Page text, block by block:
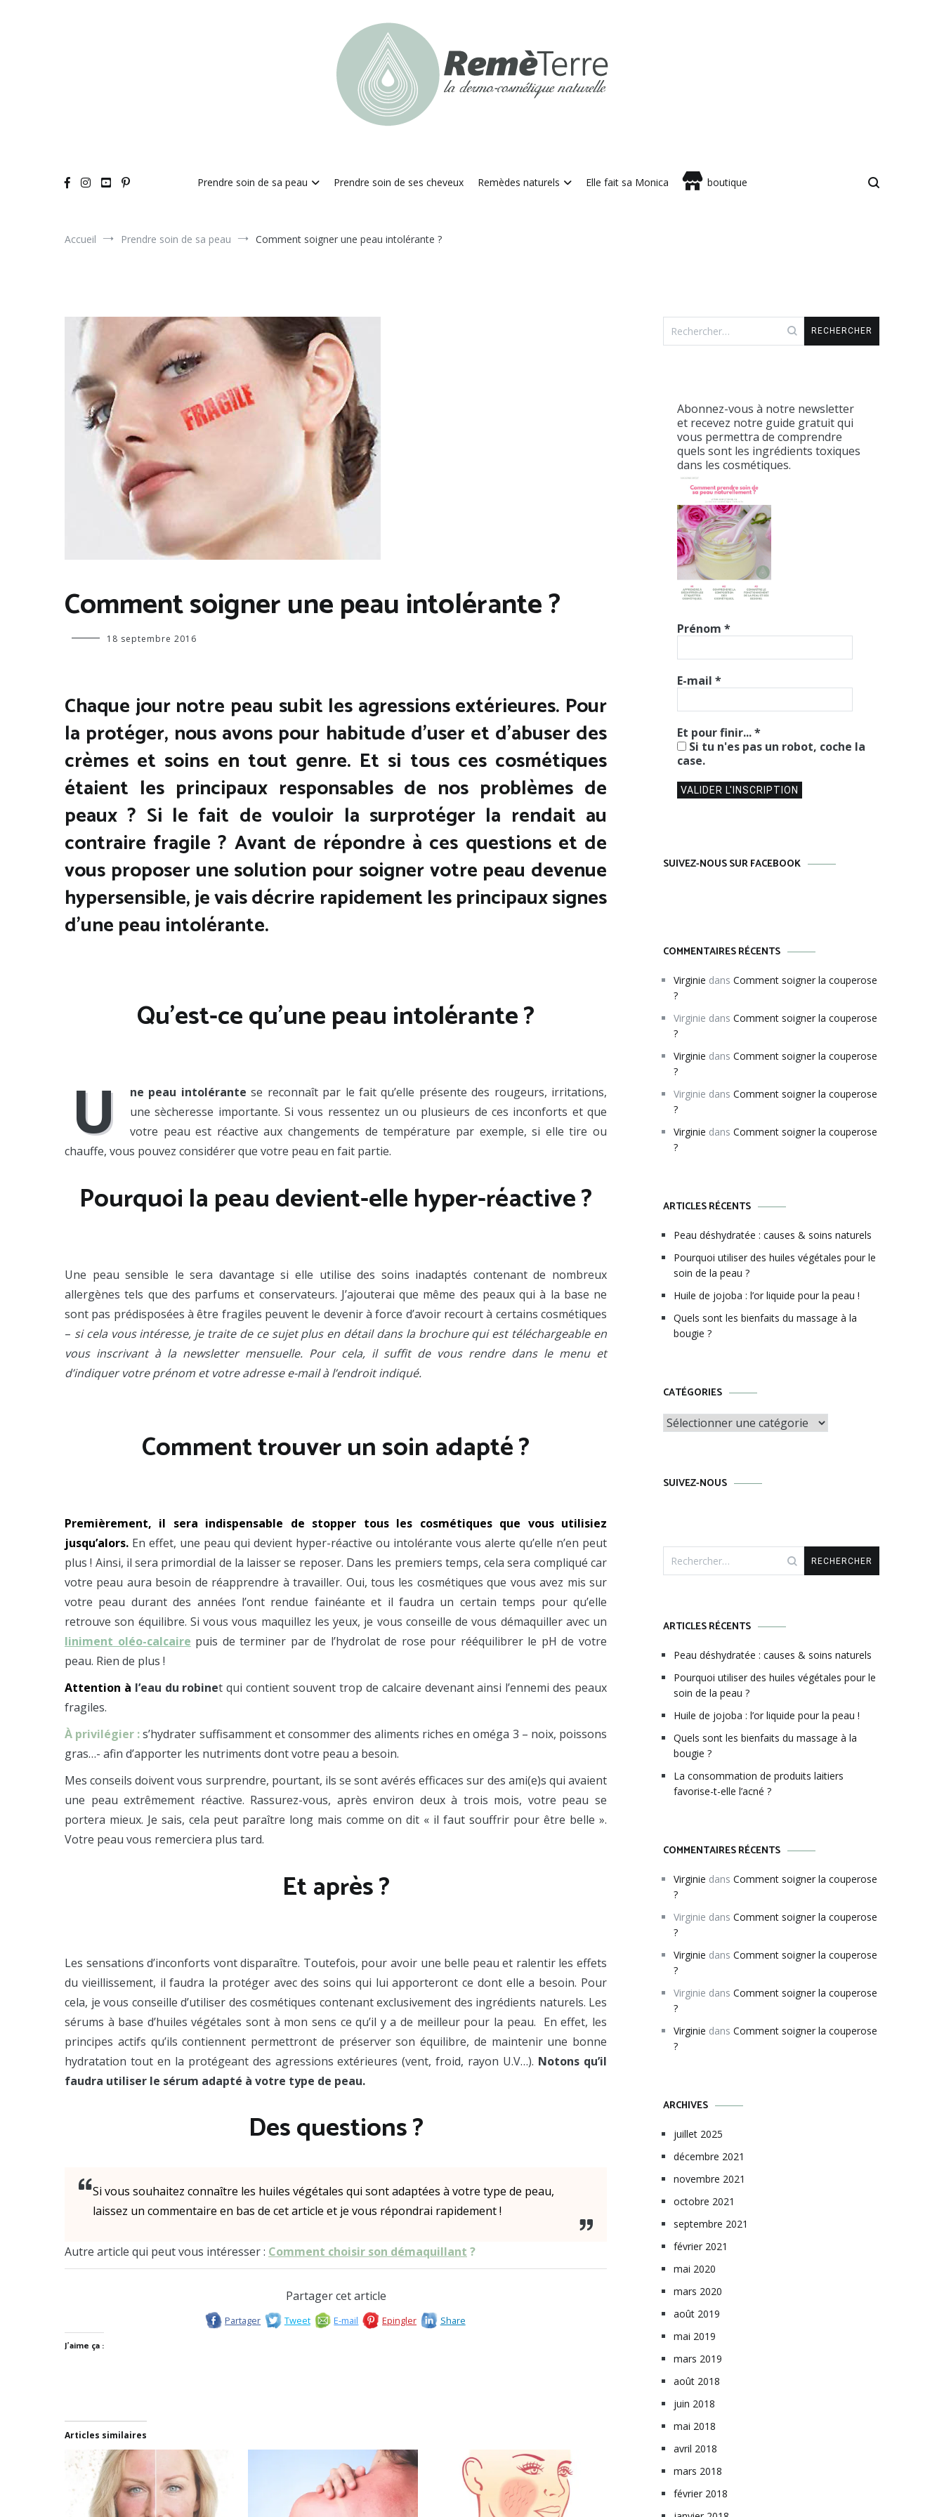
Prendre soin de sa peau
Prendre soin de ses cheveux Remèdes naturels Elle fait sa Monica boutique
Accueil Prendre soin de sa peau Comment soigner une peau intolérante ?
,
FEMME
PRENDRE
Comment soigner une peau intolérante ?
Virginie 18 septembre 2016
Chaque jour notre peau subit les agressions extérieures. Pour
la protéger, nous avons pour habitude d’user et d’abuser des
crèmes et soins en tout genre. Et si tous ces cosmétiques
étaient les principaux responsables de nos problèmes de
peaux ? Si le fait de vouloir la surprotéger la rendait au
contraire fragile ? Avant de répondre à ces questions et de
vous proposer une solution pour soigner votre peau devenue
hypersensible, je vais décrire rapidement les principaux signes
d’une peau intolérante.
Qu’est-ce qu’une peau intolérante ?
U ne peau intolérante se reconnaît par le fait qu’elle présente des rougeurs, irritations,
une sècheresse importante. Si vous ressentez un ou plusieurs de ces inconforts et que
votre peau est réactive aux changements de température par exemple, si elle tire ou
chauffe, vous pouvez considérer que votre peau en fait partie.
Pourquoi la peau devient-elle hyper-réactive ?
Une peau sensible le sera davantage si elle utilise des soins inadaptés contenant de nombreux
allergènes tels que des parfums et conservateurs. J’ajouterai que même des peaux qui à la base ne
sont pas prédisposées à être fragiles peuvent le devenir à force d’avoir recourt à certains cosmétiques
– si cela vous intéresse, je traite de ce sujet plus en détail dans la brochure qui est téléchargeable en
vous inscrivant à la newsletter mensuelle. Pour cela, il suffit de vous rendre dans le menu et
d’indiquer votre prénom et votre adresse e-mail à l’endroit indiqué.
Comment trouver un soin adapté ?
Premièrement, il sera indispensable de stopper tous les cosmétiques que vous utilisiez
jusqu’alors. En effet, une peau qui devient hyper-réactive ou intolérante vous alerte qu’elle n’en peut
plus ! Ainsi, il sera primordial de la laisser se reposer. Dans les premiers temps, cela sera compliqué car
votre peau aura besoin de réapprendre à travailler. Oui, tous les cosmétiques que vous avez mis sur
votre peau durant des années l’ont rendue fainéante et il faudra un certain temps pour qu’elle
retrouve son équilibre. Si vous vous maquillez les yeux, je vous conseille de vous démaquiller avec un
liniment oléo-calcaire puis de terminer par de l’hydrolat de rose pour rééquilibrer le pH de votre
peau. Rien de plus !
Attention à l’eau du robinet qui contient souvent trop de calcaire devenant ainsi l’ennemi des peaux
fragiles.
À privilégier :s’hydrater suffisamment et consommer des aliments riches en oméga 3 – noix, poissons
gras…- afin d’apporter les nutriments dont votre peau a besoin.
Mes conseils doivent vous surprendre, pourtant, ils se sont avérés efficaces sur des ami(e)s qui avaient
une peau extrêmement réactive. Rassurez-vous, après environ deux à trois mois, votre peau se
portera mieux. Je sais, cela peut paraître long mais comme on dit « il faut souffrir pour être belle ».
Votre peau vous remerciera plus tard.
Et après ?
Les sensations d’inconforts vont disparaître. Toutefois, pour avoir une belle peau et ralentir les effets
du vieillissement, il faudra la protéger avec des soins qui lui apporteront ce dont elle a besoin. Pour
cela, je vous conseille d’utiliser des cosmétiques contenant exclusivement des ingrédients naturels. Les
sérums à base d’huiles végétales sont à mon sens ce qu’il y a de meilleur pour la peau. En effet, les
principes actifs qu’ils contiennent permettront de préserver son équilibre, de maintenir une bonne
hydratation tout en la protégeant des agressions extérieures (vent, froid, rayon U.V…). Notons qu’il
faudra utiliser le sérum adapté à votre type de peau.
Des questions ?
Si vous souhaitez connaître les huiles végétales qui sont adaptées à votre type de peau,
laissez un commentaire en bas de cet article et je vous répondrai rapidement !
Autre article qui peut vous intéresser : Comment choisir son démaquillant ?
Partager cet article
Partager Tweet E-mail Epingler Share
J’aime ça :
Articles similaires
Rechercher :
Abonnez-vous à notre newsletter
et recevez notre guide gratuit qui
vous permettra de comprendre
quels sont les ingrédients toxiques
dans les cosmétiques.
Prénom *
E-mail *
Et pour finir...*
case.
SUIVEZ-NOUS SUR FACEBOOK
COMMENTAIRES RÉCENTS
Virginie dans Comment soigner la couperose
?
Virginie dans Comment soigner la couperose
?
Virginie dans Comment soigner la couperose
?
Virginie dans Comment soigner la couperose
?
Virginie dans Comment soigner la couperose
?
ARTICLES RÉCENTS
Peau déshydratée : causes & soins naturels
Pourquoi utiliser des huiles végétales pour le
soin de la peau ?
Huile de jojoba : l’or liquide pour la peau !
Quels sont les bienfaits du massage à la
bougie ?
CATÉGORIES
Catégories
SUIVEZ-NOUS
Rechercher :
ARTICLES RÉCENTS
Peau déshydratée : causes & soins naturels
Pourquoi utiliser des huiles végétales pour le
soin de la peau ?
Huile de jojoba : l’or liquide pour la peau !
Quels sont les bienfaits du massage à la
bougie ?
La consommation de produits laitiers
favorise-t-elle l’acné ?
COMMENTAIRES RÉCENTS
Virginie dans Comment soigner la couperose
?
Virginie dans Comment soigner la couperose
?
Virginie dans Comment soigner la couperose
?
Virginie dans Comment soigner la couperose
?
Virginie dans Comment soigner la couperose
?
ARCHIVES
juillet 2025
décembre 2021
novembre 2021
octobre 2021
septembre 2021
février 2021
mai 2020
mars 2020
août 2019
mai 2019
mars 2019
août 2018
juin 2018
mai 2018
avril 2018
mars 2018
février 2018